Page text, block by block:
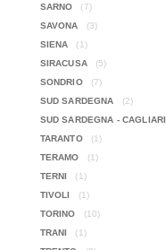
SARNO
(7)
SAVONA
(3)
SIENA
(1)
SIRACUSA
(5)
SONDRIO
(7)
SUD SARDEGNA
(2)
SUD SARDEGNA - CAGLIARI
TARANTO
(1)
TERAMO
(1)
TERNI
(1)
TIVOLI
(1)
TORINO
(10)
TRANI
(1)